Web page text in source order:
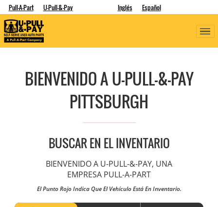
Pull-A-Part U-Pull-&-Pay Inglés Español
BIENVENIDO A U-PULL-&-PAY
PITTSBURGH
BUSCAR EN EL INVENTARIO
BIENVENIDO A U-PULL-&-PAY, UNA
EMPRESA PULL-A-PART
El Punto Rojo Indica Que El Vehículo Está En Inventario.